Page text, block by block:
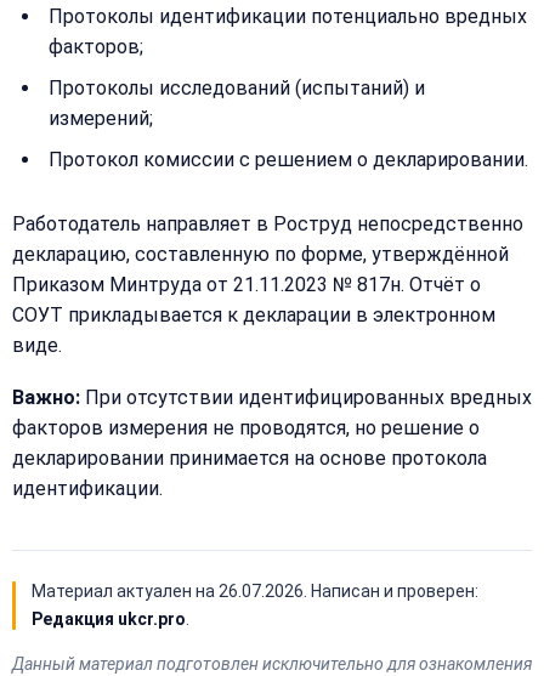
Протоколы идентификации потенциально вредных
факторов;
Протоколы исследований (испытаний) и
измерений;
Протокол комиссии с решением о декларировании.
Работодатель направляет в Роструд непосредственно
декларацию, составленную по форме, утверждённой
Приказом Минтруда от 21.11.2023 № 817н. Отчёт о
СОУТ прикладывается к декларации в электронном
виде.
Важно: При отсутствии идентифицированных вредных
факторов измерения не проводятся, но решение о
декларировании принимается на основе протокола
идентификации.
Материал актуален на 26.07.2026 . Написан и проверен:
Редакция ukcr.pro
Данный материал подготовлен исключительно для ознакомления